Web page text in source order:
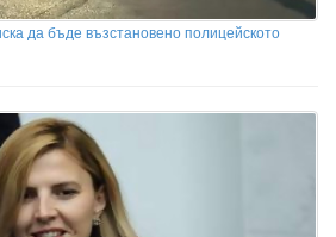
да бъде възстановено полицейското